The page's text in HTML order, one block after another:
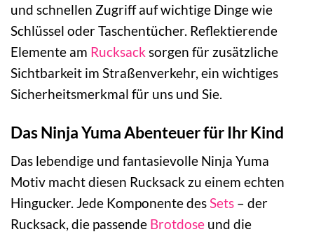
und schnellen Zugriff auf wichtige Dinge wie
Schlüssel oder Taschentücher. Reflektierende
Elemente am Rucksack sorgen für zusätzliche
Sichtbarkeit im Straßenverkehr, ein wichtiges
Sicherheitsmerkmal für uns und Sie.
Das Ninja Yuma Abenteuer für Ihr Kind
Das lebendige und fantasievolle Ninja Yuma
Motiv macht diesen Rucksack zu einem echten
Hingucker. Jede Komponente desSets – der
Rucksack, die passende Brotdose und die